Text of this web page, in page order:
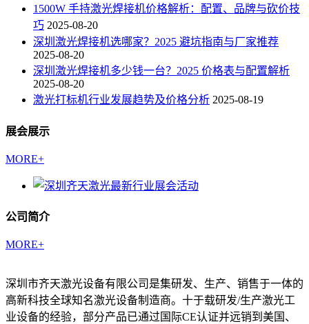
1500W 手持激光焊接机价格解析：配置、品牌与砍价技
巧 2025-08-20
深圳激光焊接机选哪家？2025 避坑指南与厂家推荐
2025-08-20
深圳激光焊接机多少钱一台？2025 价格表与配置解析
2025-08-20
激光打标机行业发展趋势及价格分析 2025-08-19
展会展示
MORE+
公司简介
MORE+
深圳市齐天激光设备有限公司是集研发、生产、销售于一体的
高新科技全球知名激光设备制造商。十于载研发/生产激光工
业设备的经验，部分产品已通过国际CE认证并远销到美国、